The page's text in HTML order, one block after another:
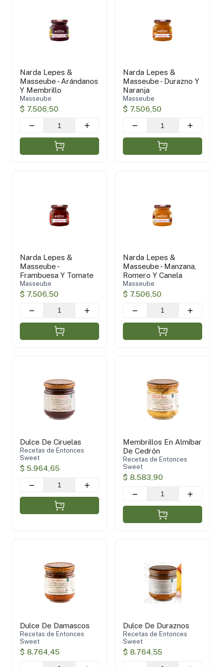
BeePure
Recetas de Entonces Sweet
Oferta
Sin TACC
Kosher
Vegano (6)
Narda Lepes &
Masseube - Arándanos
Y Membrillo
Masseube
$ 7.506,50
Narda Lepes &
Masseube - Durazno Y
Naranja
Masseube
$ 7.506,50
Narda Lepes &
Masseube -
Frambuesa Y Tomate
Masseube
$ 7.506,50
Narda Lepes &
Masseube - Manzana,
Romero Y Canela
Masseube
$ 7.506,50
Dulce De Ciruelas
Recetas de Entonces
Sweet
$ 5.964,65
Membrillos En Almíbar
De Cedrón
Recetas de Entonces
Sweet
$ 8.583,90
Dulce De Damascos
Recetas de Entonces
Sweet
$ 8.764,45
Dulce De Duraznos
Recetas de Entonces
Sweet
$ 8.764,55